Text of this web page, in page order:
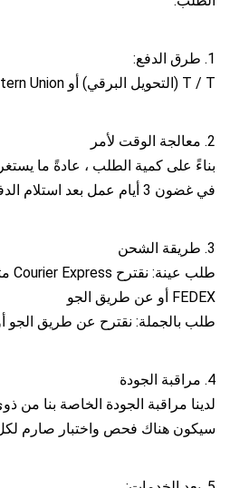
1. طرق الدفع:
T / T (التحويل البرقي) أو Western Union أو L / C في الأفق
2. معالجة الوقت لأمر
بناءً على كمية الطلب ، عادةً ما يستغرق
في غضون 3 أيام عمل بعد استلام الدفعة المقدمة
3. طريقة الشحن
FEDEX أو عن طريق الجو
طلب بالجملة: نقترح عن طريق الجو
4. مراقبة الجودة
لدينا مراقبة الجودة الخاصة بنا من
سيكون هناك فحص واختبار صارم